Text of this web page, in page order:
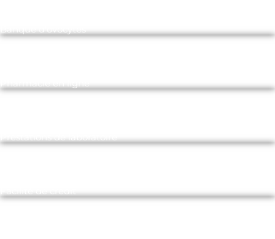
Banque d'ovocytes
Pharmacie en ligne
Prestations de laboratoire
Facilité de crédit